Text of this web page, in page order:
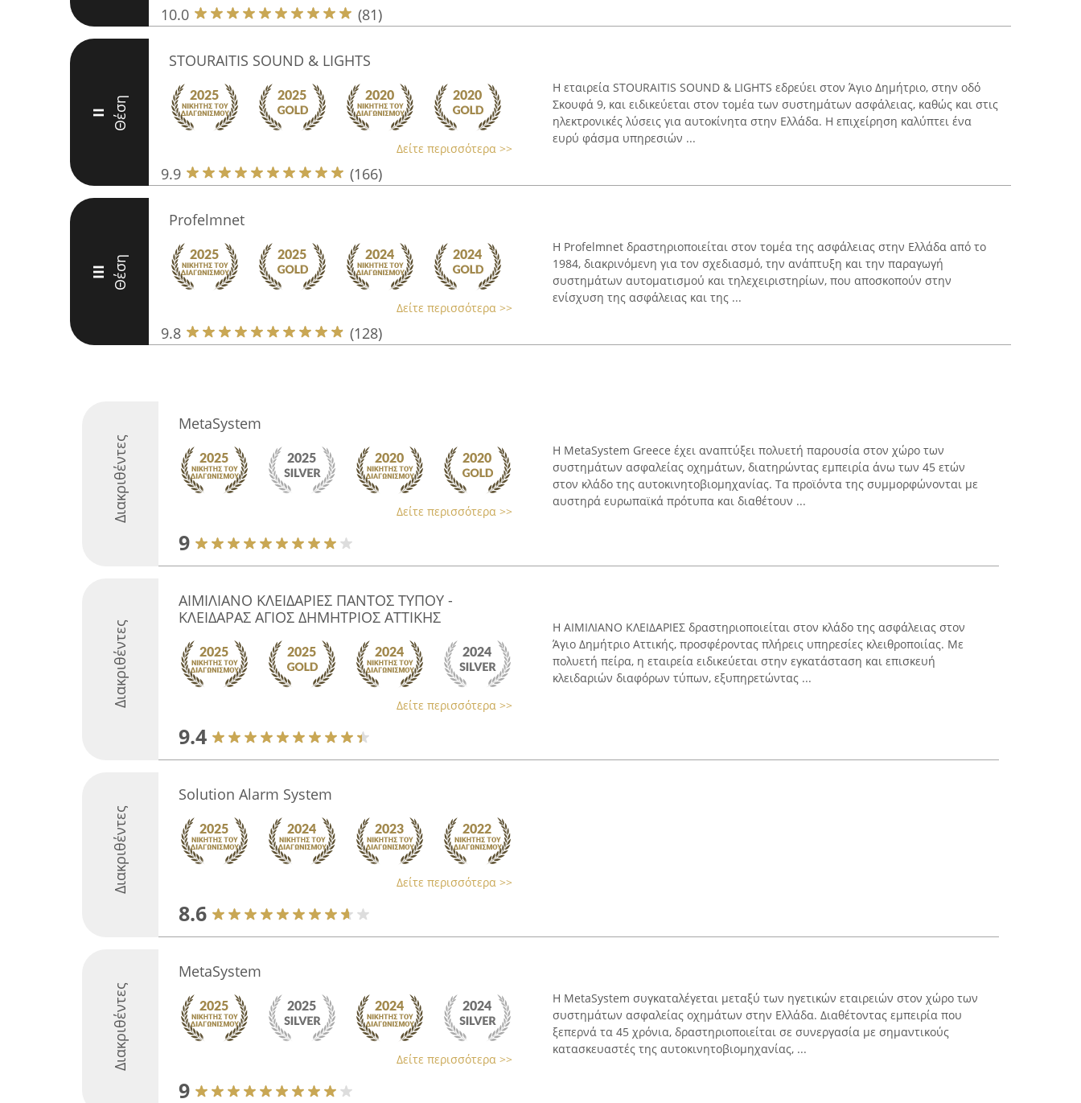
10.0 (81)
II Θέση
STOURAITIS SOUND & LIGHTS
Δείτε περισσότερα >>
9.9 (166)
Η εταιρεία STOURAITIS SOUND & LIGHTS εδρεύει στον Άγιο Δημήτριο, στην οδό
Σκουφά 9, και ειδικεύεται στον τομέα των συστημάτων ασφάλειας, καθώς και στις
ηλεκτρονικές λύσεις για αυτοκίνητα στην Ελλάδα. Η επιχείρηση καλύπτει ένα
ευρύ φάσμα υπηρεσιών ...
III Θέση
Profelmnet
Δείτε περισσότερα >>
9.8 (128)
Η Profelmnet δραστηριοποιείται στον τομέα της ασφάλειας στην Ελλάδα από το
1984, διακρινόμενη για τον σχεδιασμό, την ανάπτυξη και την παραγωγή
συστημάτων αυτοματισμού και τηλεχειριστηρίων, που αποσκοπούν στην
ενίσχυση της ασφάλειας και της ...
Διακριθέντες
MetaSystem
Δείτε περισσότερα >>
9
Η MetaSystem Greece έχει αναπτύξει πολυετή παρουσία στον χώρο των
συστημάτων ασφαλείας οχημάτων, διατηρώντας εμπειρία άνω των 45 ετών
στον κλάδο της αυτοκινητοβιομηχανίας. Τα προϊόντα της συμμορφώνονται με
αυστηρά ευρωπαϊκά πρότυπα και διαθέτουν ...
Διακριθέντες
ΑΙΜΙΛΙΑΝΟ ΚΛΕΙΔΑΡΙΕΣ ΠΑΝΤΟΣ ΤΥΠΟΥ -
ΚΛΕΙΔΑΡΑΣ ΑΓΙΟΣ ΔΗΜΗΤΡΙΟΣ ΑΤΤΙΚΗΣ
Δείτε περισσότερα >>
9.4
Η ΑΙΜΙΛΙΑΝΟ ΚΛΕΙΔΑΡΙΕΣ δραστηριοποιείται στον κλάδο της ασφάλειας στον
Άγιο Δημήτριο Αττικής, προσφέροντας πλήρεις υπηρεσίες κλειθροποιίας. Με
πολυετή πείρα, η εταιρεία ειδικεύεται στην εγκατάσταση και επισκευή
κλειδαριών διαφόρων τύπων, εξυπηρετώντας ...
Διακριθέντες
Solution Alarm System
Δείτε περισσότερα >>
8.6
Διακριθέντες
MetaSystem
Δείτε περισσότερα >>
9
Η MetaSystem συγκαταλέγεται μεταξύ των ηγετικών εταιρειών στον χώρο των
συστημάτων ασφαλείας οχημάτων στην Ελλάδα. Διαθέτοντας εμπειρία που
ξεπερνά τα 45 χρόνια, δραστηριοποιείται σε συνεργασία με σημαντικούς
κατασκευαστές της αυτοκινητοβιομηχανίας, ...